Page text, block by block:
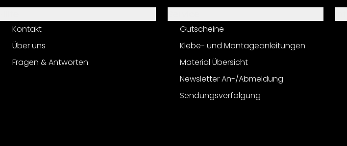
Kontakt
Über uns
Fragen & Antworten
Gutscheine
Klebe- und Montageanleitungen
Material Übersicht
Newsletter An-/Abmeldung
Sendungsverfolgung